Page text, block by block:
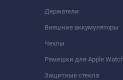
Держатели
Внешние аккумуляторы
Чехлы
Ремешки для Apple
Защитные стекла